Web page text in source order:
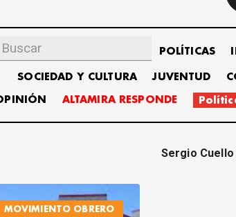
POLÍTICAS
SOCIEDAD Y CULTURA JUVENTUD
ALTAMIRA RESPONDE
Sergio Cuello
MOVIMIENTO OBRERO